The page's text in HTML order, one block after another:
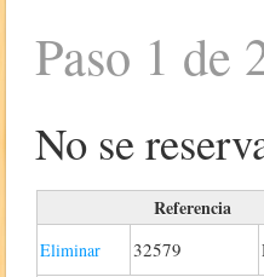
Paso 1 de
No se
Referencia
Eliminar 32579